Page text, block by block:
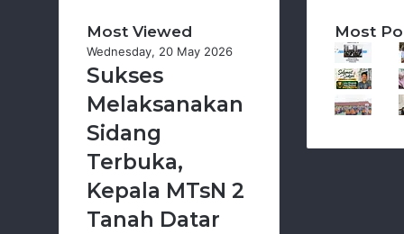
Most Viewed
Wednesday, 20 May 2026
Sukses
Melaksanakan
Sidang
Terbuka,
Kepala MTsN 2
Tanah Datar
Most